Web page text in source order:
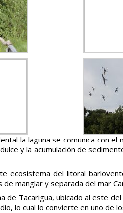
la laguna se comunica con
y la acumulación de
ecosistema del litoral
de manglar y separada del mar
de Tacarigua, ubicado al este
lo cual lo convierte en uno de